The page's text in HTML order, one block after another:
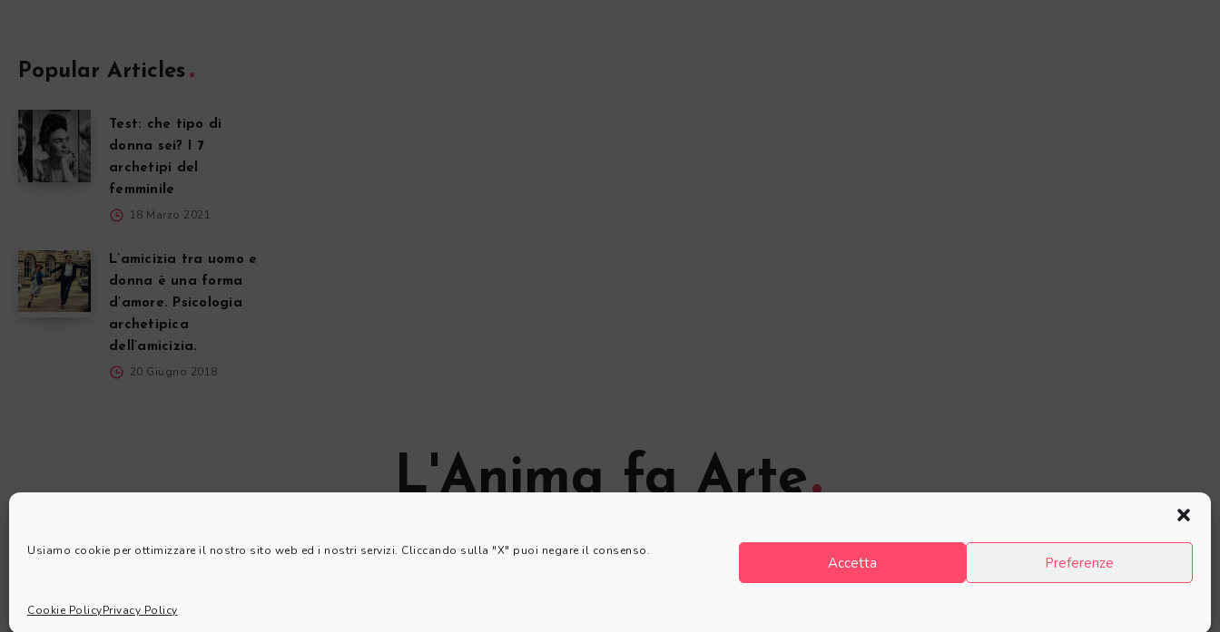
Usiamo cookie per ottimizzare il nostro sito web ed i nostri servizi. Cliccando sulla "X" puoi negare il consenso.
Accetta Preferenze
Cookie PolicyPrivacy Policy
Popular Articles
Test: che tipo di
donna sei? I 7
archetipi del
femminile
18 Marzo 2021
L’amicizia tra uomo e
donna è una forma
d’amore. Psicologia
archetipica
dell’amicizia.
20 Giugno 2018
L'Anima fa Arte
© L'Anima fa Arte